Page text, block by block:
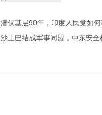
潜伏基层90年，印度人民党如何
坛？【百国千城】
沙土巴结成军事同盟，中东安全